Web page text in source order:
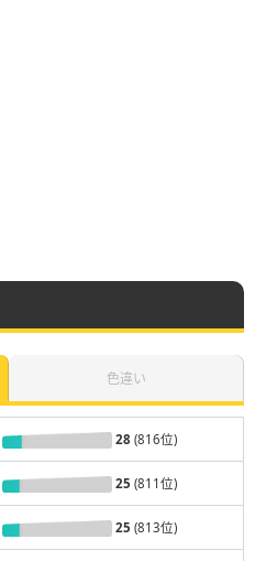
色違い
28 (816位)
25 (811位)
25 (813位)